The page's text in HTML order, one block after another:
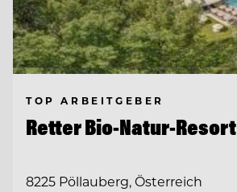
TOP ARBEITGEBER
Retter Bio-Natur-Resort
8225 Pöllauberg, Österreich